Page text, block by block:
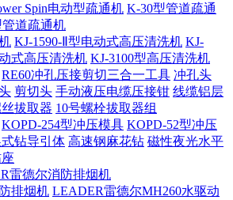
Spin电动型疏通机 K-30型管道疏通
道疏通机
KJ-1590-Ⅱ型电动式高压清洗机 KJ-
式高压清洗机 KJ-3100型高压清洗机
RE60冲孔压接剪切三合一工具 冲孔头
剪切头 手动液压电缆压接钳 线缆铝层
拔取器 10号螺栓拔取器组
KOPD-254型冲压模具 KOPD-52型冲压
钻导引体 高速钢麻花钻 磁性夜光水平
雷德尔消防排烟机
排烟机 LEADER雷德尔MH260水驱动